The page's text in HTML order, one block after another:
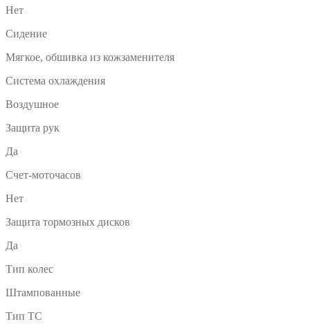
Нет
Сидение
Мягкое, обшивка из кожзаменителя
Система охлаждения
Воздушное
Защита рук
Да
Счет-моточасов
Нет
Защита тормозных дисков
Да
Тип колес
Штампованные
Тип ТС